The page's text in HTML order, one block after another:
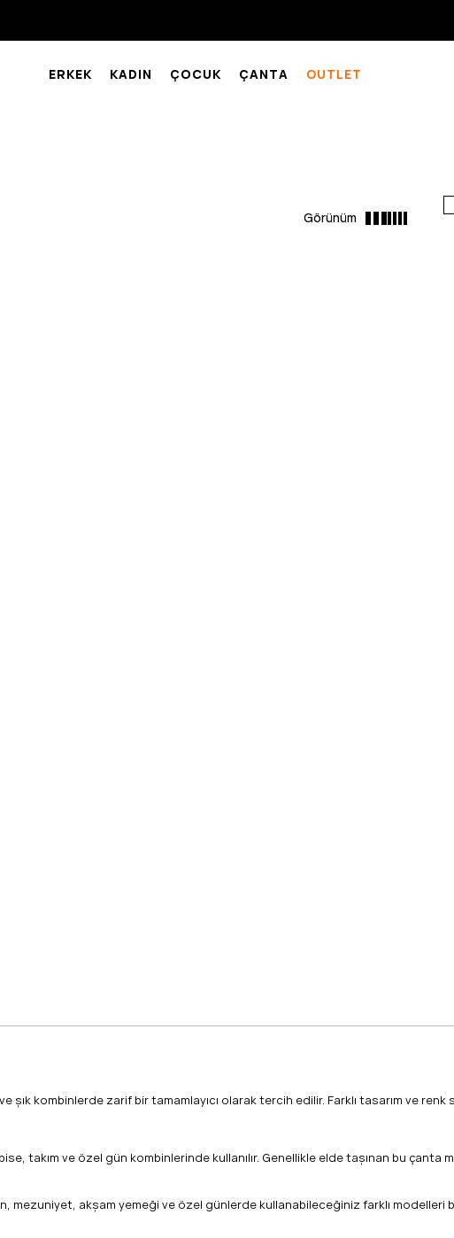
ERKEK KADIN ÇOCUK ÇANTA OUTLET
kombinlerde zarif bir tamamlayıcı olarak tercih edilir. Farklı tasarım ve
takım ve özel gün kombinlerinde kullanılır. Genellikle elde taşınan bu
akşam yemeği ve özel günlerde kullanabileceğiniz farklı modelleri